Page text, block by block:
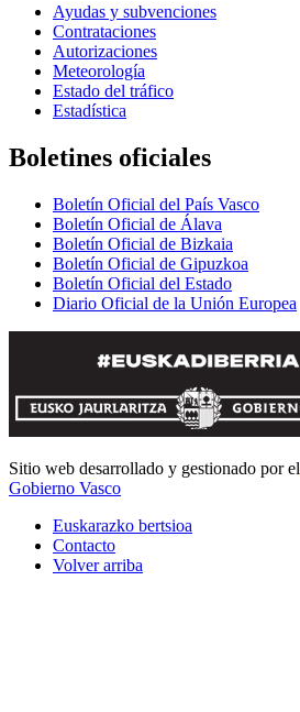
Ayudas y subvenciones
Contrataciones
Autorizaciones
Meteorología
Estado del tráfico
Estadística
Boletines oficiales
Boletín Oficial del País Vasco
Boletín Oficial de Álava
Boletín Oficial de Bizkaia
Boletín Oficial de Gipuzkoa
Boletín Oficial del Estado
Diario Oficial de la Unión Europea
Sitio web desarrollado y gestionado por el
Gobierno Vasco
Euskarazko bertsioa
Contacto
Volver arriba